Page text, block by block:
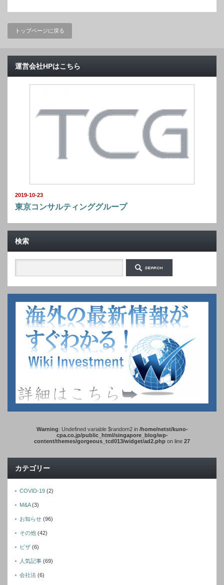
トップページに戻る
運営会社HPはこちら
2019-10-23
東京コンサルティンググループ
検索
Warning: Undefined variable $random2 in /home/netst/kuno-
cpa.co.jp/public_html/singapore_blog/wp-
content/themes/gorgeous_tcd013/widget/ad2.php on line 27
カテゴリー
COVID-19 (2)
M&A(3)
お知らせ (96)
その他 (42)
ビザ (6)
人気記事 (69)
会社法 (6)